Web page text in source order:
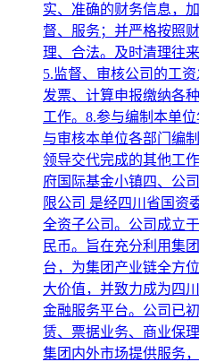
实、准确的财务信息，
督、服务；并严格按照
理、合法。及时清理往
5.监督、审核公司的工
发票、计算申报缴纳各
工作。8.参与编制本单
与审核本单位各部门编
领导交代完成的其他工
府国际基金小镇四、公
限公司 是经四川省国资
全资子公司。公司成立
民币。旨在充分利用集
台，为集团产业链全方
大价值，并致力成为四
金融服务平台。公司已
赁、票据业务、商业保
集团内外市场提供服务